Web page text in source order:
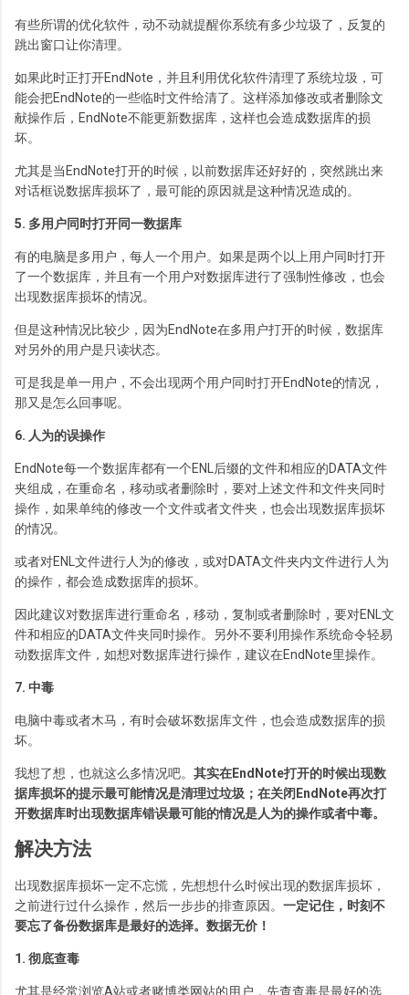
有些所谓的优化软件，动不动就提醒你系统有多少垃圾了，反复的
跳出窗口让你清理。
如果此时正打开EndNote，并且利用优化软件清理了系统垃圾，可
能会把EndNote的一些临时文件给清了。这样添加修改或者删除文
献操作后，EndNote不能更新数据库，这样也会造成数据库的损
坏。
尤其是当EndNote打开的时候，以前数据库还好好的，突然跳出来
对话框说数据库损坏了，最可能的原因就是这种情况造成的。
5. 多用户同时打开同一数据库
有的电脑是多用户，每人一个用户。如果是两个以上用户同时打开
了一个数据库，并且有一个用户对数据库进行了强制性修改，也会
出现数据库损坏的情况。
但是这种情况比较少，因为EndNote在多用户打开的时候，数据库
对另外的用户是只读状态。
可是我是单一用户，不会出现两个用户同时打开EndNote的情况，
那又是怎么回事呢。
6. 人为的误操作
EndNote每一个数据库都有一个ENL后缀的文件和相应的DATA文件
夹组成，在重命名，移动或者删除时，要对上述文件和文件夹同时
操作，如果单纯的修改一个文件或者文件夹，也会出现数据库损坏
的情况。
或者对ENL文件进行人为的修改，或对DATA文件夹内文件进行人为
的操作，都会造成数据库的损坏。
因此建议对数据库进行重命名，移动，复制或者删除时，要对ENL文
件和相应的DATA文件夹同时操作。另外不要利用操作系统命令轻易
动数据库文件，如想对数据库进行操作，建议在EndNote里操作。
7. 中毒
电脑中毒或者木马，有时会破坏数据库文件，也会造成数据库的损
坏。
我想了想，也就这么多情况吧。 其实在EndNote打开的时候出现数
据库损坏的提示最可能情况是清理过垃圾；在关闭EndNote再次打
开数据库时出现数据库错误最可能的情况是人为的操作或者中毒。
解决方法
出现数据库损坏一定不忘慌，先想想什么时候出现的数据库损坏，
之前进行过什么操作，然后一步步的排查原因。 一定记住，时刻不
要忘了备份数据库是最好的选择。数据无价！
1. 彻底查毒
尤其是经常浏览A站或者赌博类网站的用户，先查查毒是最好的选